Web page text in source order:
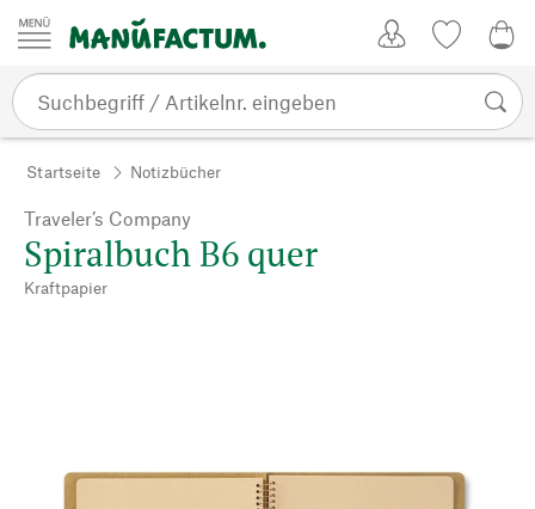
Zum Inhalt springen
Startseite Notizbücher
Traveler’s Company
Spiralbuch B6 quer
Kraftpapier